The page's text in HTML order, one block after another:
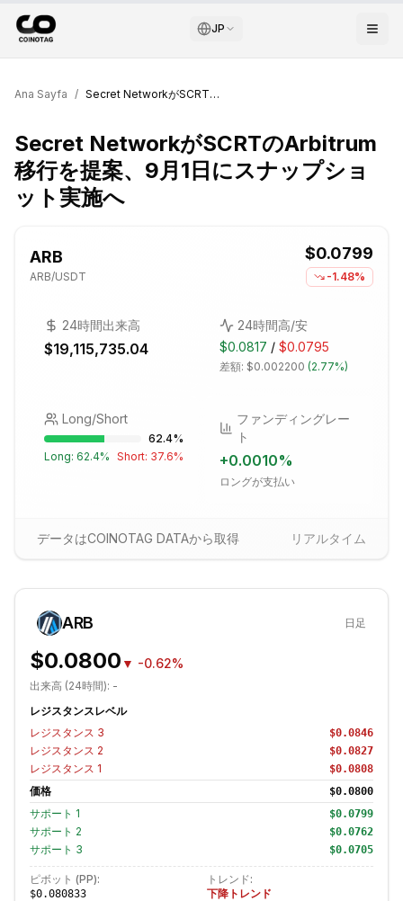
JP
Ana Sayfa / Secret NetworkがSCRTのArbitrum移行を提案、9月1日にスナップショット実施へ
Secret NetworkがSCRTのArbitrum
移行を提案、9月1日にスナップショ
ット実施へ
ARB
ARB/USDT
$0.0799
-1.48%
24時間出来高
$19,115,735.04
24時間高/安
$0.0817 / $0.0795
差額: $0.002200 (2.77%)
Long/Short
62.4%
Long: 62.4% Short: 37.6%
ファンディングレー
ト
+0.0010%
ロングが支払い
データはCOINOTAG DATAから取得 リアルタイム
ARB 日足
$0.0800 ▼ -0.62%
出来高 (24時間): -
レジスタンスレベル
レジスタンス 3 $0.0846
レジスタンス 2 $0.0827
レジスタンス 1 $0.0808
価格 $0.0800
サポート 1 $0.0799
サポート 2 $0.0762
サポート 3 $0.0705
ピボット (PP):
$0.080833
トレンド:
下降トレンド